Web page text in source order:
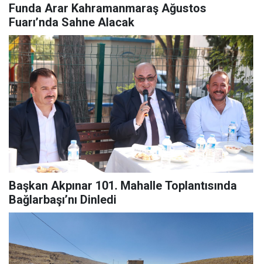
Funda Arar Kahramanmaraş Ağustos
Fuarı’nda Sahne Alacak
Başkan Akpınar 101. Mahalle Toplantısında
Bağlarbaşı’nı Dinledi